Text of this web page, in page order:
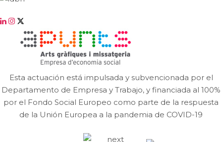
Esta actuación está impulsada y subvencionada por el
Departamento de Empresa y Trabajo, y financiada al 100%
por el Fondo Social Europeo como parte de la respuesta
de la Unión Europea a la pandemia de COVID-19